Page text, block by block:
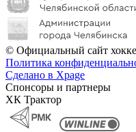
© Официальный сайт
Политика
Сделано в Xpage
Спонсоры и партнеры
ХК Трактор